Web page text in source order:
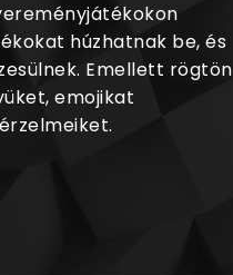
húzhatnak be, és
Emellett rögtön
emojikat